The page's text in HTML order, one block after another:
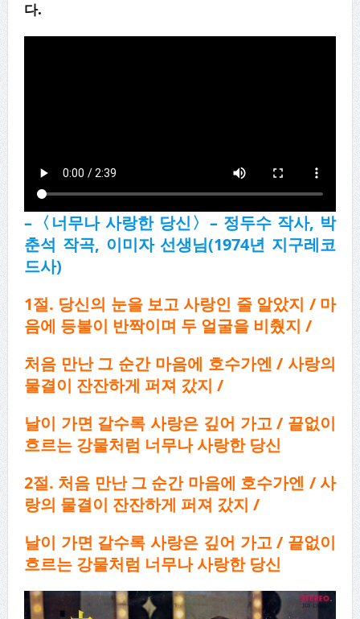
다.
–〈 너무나 사랑한 당신〉– 정두수 작사, 박
춘석 작곡, 이미자 선생님(1974년 지구레코
드사)
1절. 당신의 눈을 보고 사랑인 줄 알았지 / 마
음에 등불이 반짝이며 두 얼굴을 비췄지 /
처음 만난 그 순간 마음에 호수가엔 / 사랑의
물결이 잔잔하게 퍼져 갔지 /
날이 가면 갈수록 사랑은 깊어 가고/ 끝없이
흐르는 강물처럼 너무나 사랑한 당신
2절. 처음 만난 그 순간 마음에 호수가엔 /사
랑의 물결이 잔잔하게 퍼져 갔지 /
날이 가면 갈수록 사랑은 깊어 가고/ 끝없이
흐르는 강물처럼 너무나 사랑한 당신